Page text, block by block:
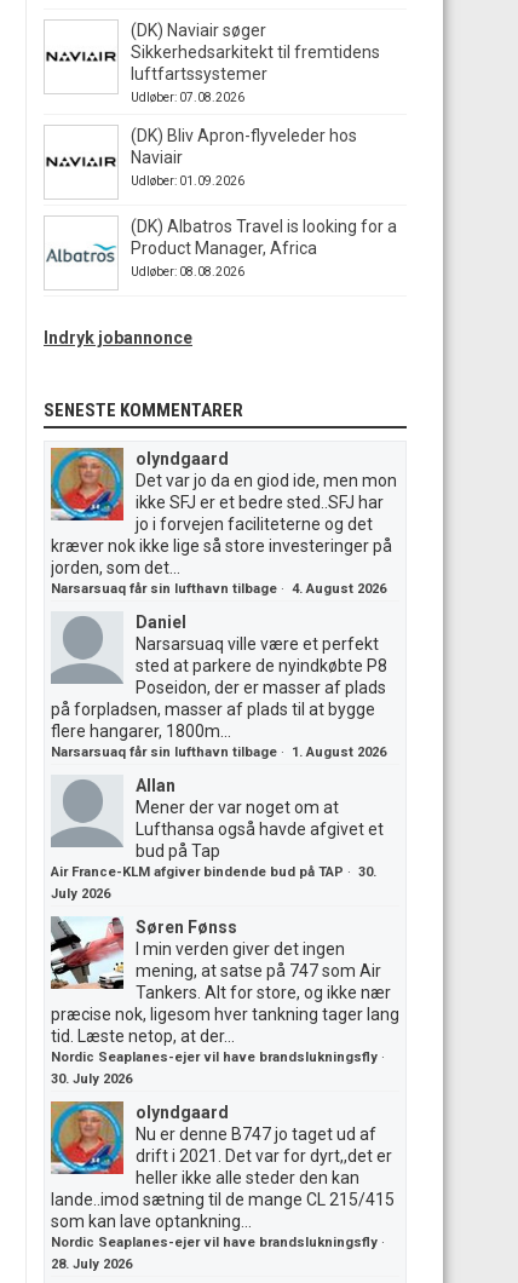
(DK) Naviair søger
Sikkerhedsarkitekt til fremtidens
luftfartssystemer
Udløber: 07.08.2026
(DK) Bliv Apron-flyveleder hos
Naviair
Udløber: 01.09.2026
(DK) Albatros Travel is looking for a
Product Manager, Africa
Udløber: 08.08.2026
Indryk jobannonce
SENESTE KOMMENTARER
olyndgaard
Det var jo da en giod ide, men mon
ikke SFJ er et bedre sted..SFJ har
jo i forvejen faciliteterne og det
kræver nok ikke lige så store investeringer på
jorden, som det...
Narsarsuaq får sin lufthavn tilbage · 4. August 2026
Daniel
Narsarsuaq ville være et perfekt
sted at parkere de nyindkøbte P8
Poseidon, der er masser af plads
på forpladsen, masser af plads til at bygge
flere hangarer, 1800m...
Narsarsuaq får sin lufthavn tilbage · 1. August 2026
Allan
Mener der var noget om at
Lufthansa også havde afgivet et
bud på Tap
Air France-KLM afgiver bindende bud på TAP · 30.
July 2026
Søren Fønss
I min verden giver det ingen
mening, at satse på 747 som Air
Tankers. Alt for store, og ikke nær
præcise nok, ligesom hver tankning tager lang
tid. Læste netop, at der...
Nordic Seaplanes-ejer vil have brandslukningsfly ·
30. July 2026
olyndgaard
Nu er denne B747 jo taget ud af
drift i 2021. Det var for dyrt,,det er
heller ikke alle steder den kan
lande..imod sætning til de mange CL 215/415
som kan lave optankning...
Nordic Seaplanes-ejer vil have brandslukningsfly ·
28. July 2026